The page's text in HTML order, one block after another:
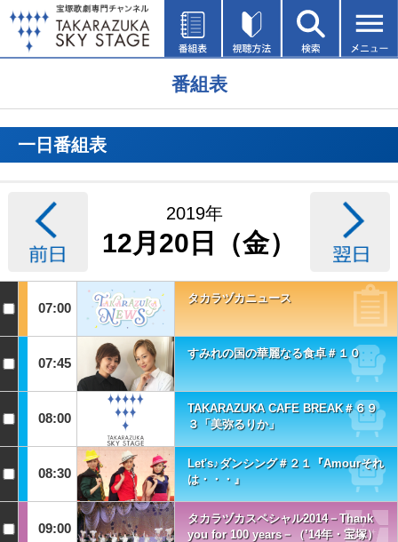
番組表
一日番組表
2019年
12月20日（金）
07:00
タカラヅカニュース
07:45
すみれの国の華麗なる食卓＃１０
08:00
TAKARAZUKA CAFE BREAK＃６９
３「美弥るりか」
08:30
Let's♪ダンシング＃２１『Amourそれ
は・・・』
09:00
タカラヅカスペシャル2014－Thank
you for 100 years－（’14年・宝塚）